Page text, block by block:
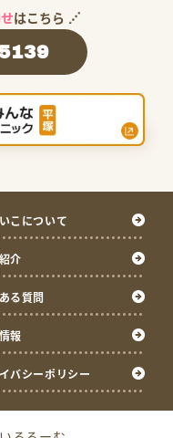
はこちら
こについて
介
る質問
報
バシーポリシー